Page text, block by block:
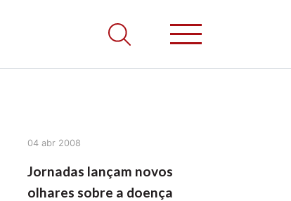
04 abr 2008
Jornadas lançam novos
olhares sobre a doença